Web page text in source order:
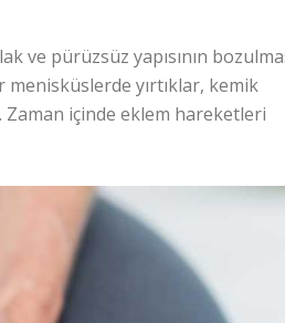
ve pürüzsüz yapısının
menisküslerde yırtıklar, kemik
Zaman içinde eklem hareketleri